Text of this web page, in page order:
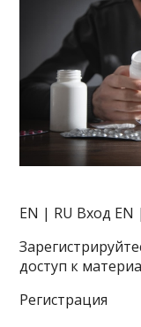
EN | RU Вход EN
доступ к
Регистрация